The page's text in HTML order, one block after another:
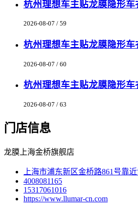
杭州理想车主贴龙膜隐形
2026-08-07 / 59
杭州理想车主贴龙膜隐形
2026-08-07 / 60
杭州理想车主贴龙膜隐形
2026-08-07 / 63
门店信息
龙膜上海金桥旗舰店
上海市浦东新区金桥路861号靠
4008081165
15317061016
https://www.llumar-cn.com